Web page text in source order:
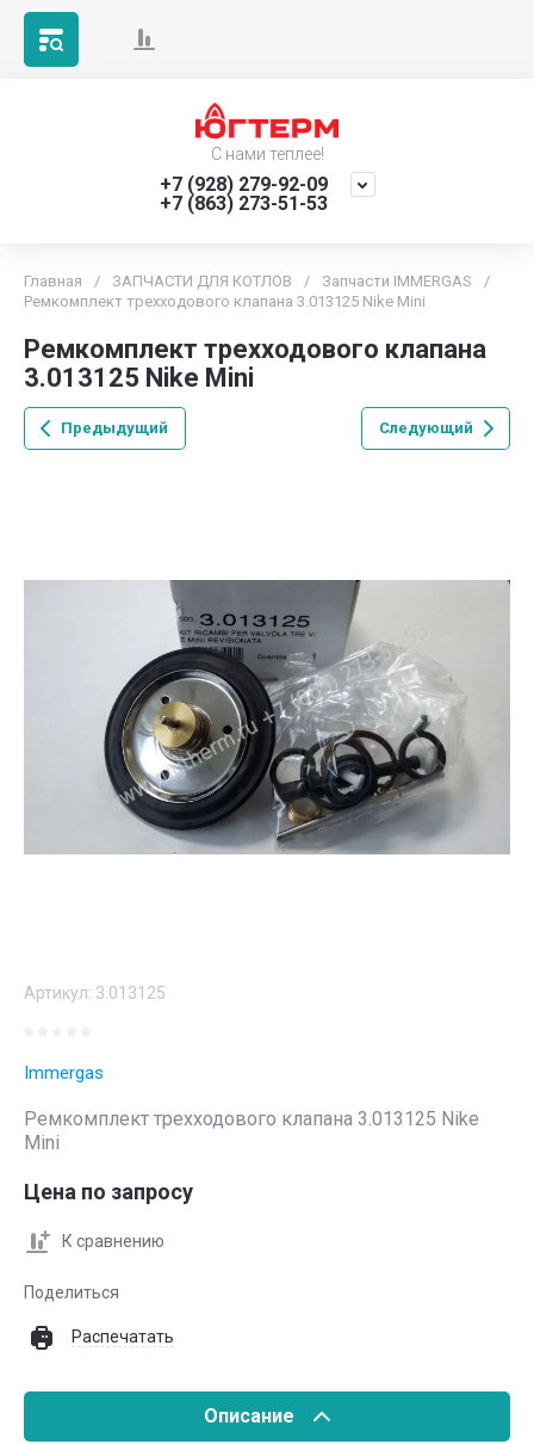
С нами теплее!
+7 (928) 279-92-09
+7 (863) 273-51-53
Главная / ЗАПЧАСТИ ДЛЯ КОТЛОВ / Запчасти IMMERGAS
/
Ремкомплект трехходового клапана 3.013125 Nike Mini
Ремкомплект трехходового клапана
3.013125 Nike Mini
Предыдущий Следующий
Артикул: 3.013125
Immergas
Ремкомплект трехходового клапана 3.013125 Nike
Mini
Цена по запросу
К сравнению
Поделиться
Распечатать
Описание